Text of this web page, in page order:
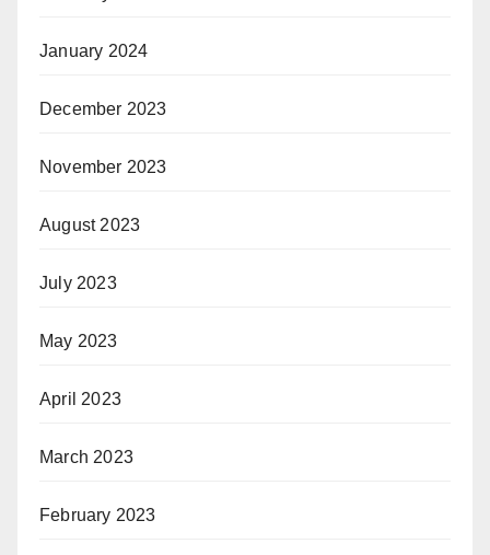
January 2024
December 2023
November 2023
August 2023
July 2023
May 2023
April 2023
March 2023
February 2023